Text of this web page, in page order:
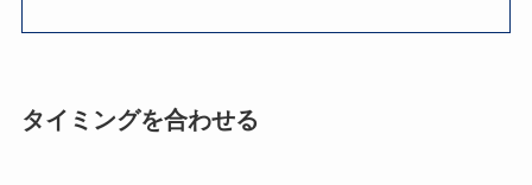
タイミングを合わせる